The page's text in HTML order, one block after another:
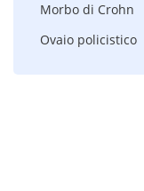
Morbo di Crohn
Ovaio policistico